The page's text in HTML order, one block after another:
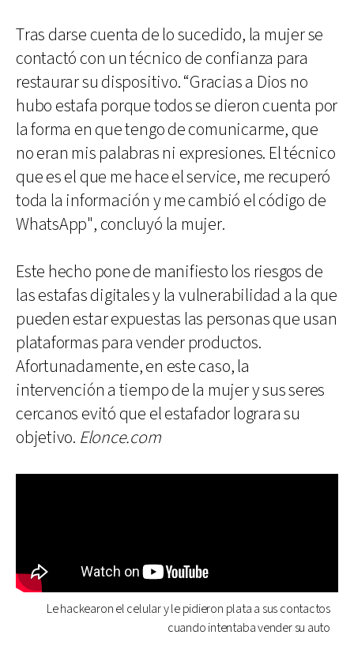
Tras darse cuenta de lo sucedido, la mujer se
contactó con un técnico de confianza para
restaurar su dispositivo. “Gracias a Dios no
hubo estafa porque todos se dieron cuenta por
la forma en que tengo de comunicarme, que
no eran mis palabras ni expresiones. El técnico
que es el que me hace el service, me recuperó
toda la información y me cambió el código de
WhatsApp", concluyó la mujer.
Este hecho pone de manifiesto los riesgos de
las estafas digitales y la vulnerabilidad a la que
pueden estar expuestas las personas que usan
plataformas para vender productos.
Afortunadamente, en este caso, la
intervención a tiempo de la mujer y sus seres
cercanos evitó que el estafador lograra su
objetivo. Elonce.com
Le hackearon el celular y le pidieron plata a sus contactos
cuando intentaba vender su auto